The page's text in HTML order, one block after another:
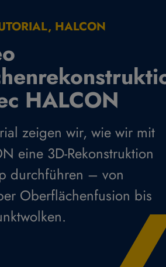
HALCON
HALCON
zeigen wir, wie wir mit
eine 3D-Rekonstruktion
durchführen – von
Oberflächenfusion bis